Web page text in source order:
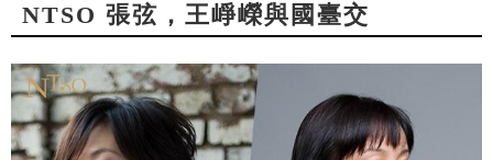
NTSO 張弦，王崢嶸與國臺交